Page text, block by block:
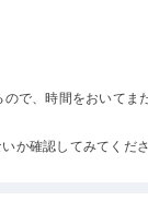
で、時間をおいてま
か確認してみてくだ